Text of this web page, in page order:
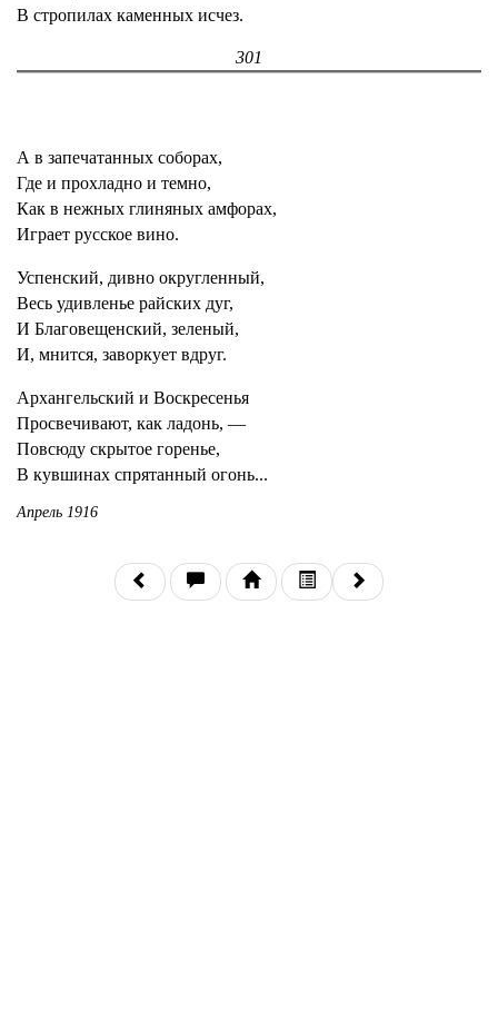
В стропилах каменных исчез.
301
А в запечатанных соборах,
Где и прохладно и темно,
Как в нежных глиняных амфорах,
Играет русское вино.
Успенский, дивно округленный,
Весь удивленье райских дуг,
И Благовещенский, зеленый,
И, мнится, заворкует вдруг.
Архангельский и Воскресенья
Просвечивают, как ладонь, —
Повсюду скрытое горенье,
В кувшинах спрятанный огонь...
Апрель 1916